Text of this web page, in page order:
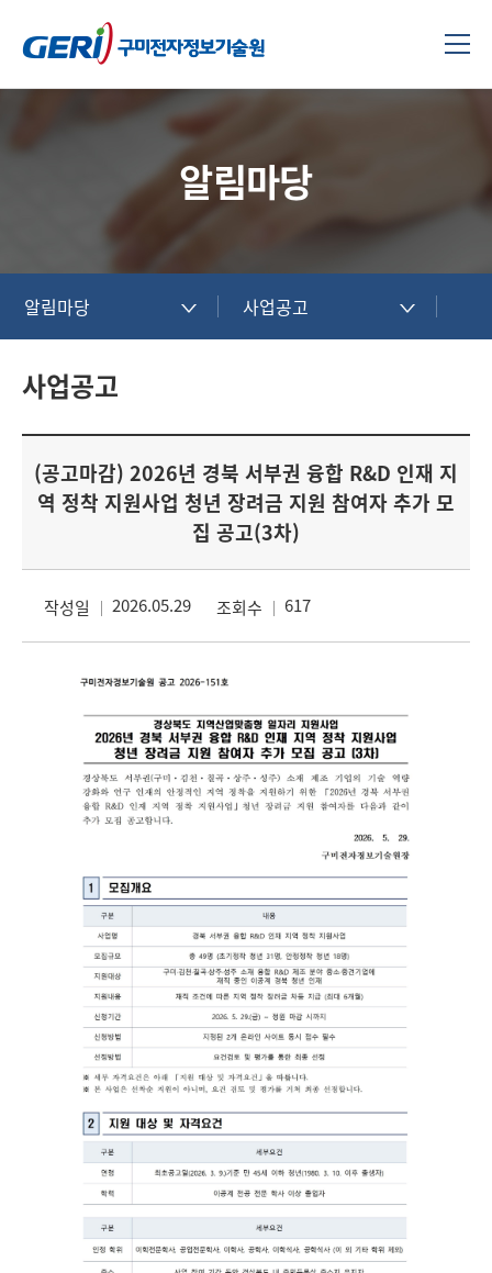
알림마당
알림마당 사업공고
사업공고
(공고마감) 2026년 경북 서부권 융합 R&D 인재 지
역 정착 지원사업 청년 장려금 지원 참여자 추가 모
집 공고(3차)
작성일 2026.05.29 조회수 617